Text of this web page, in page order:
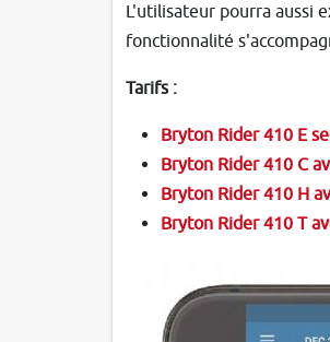
L'utilisateur pourra aussi
fonctionnalité
Tarifs :
Bryton Rider 410 E
Bryton Rider 410 C
Bryton Rider 410 H
Bryton Rider 410 T